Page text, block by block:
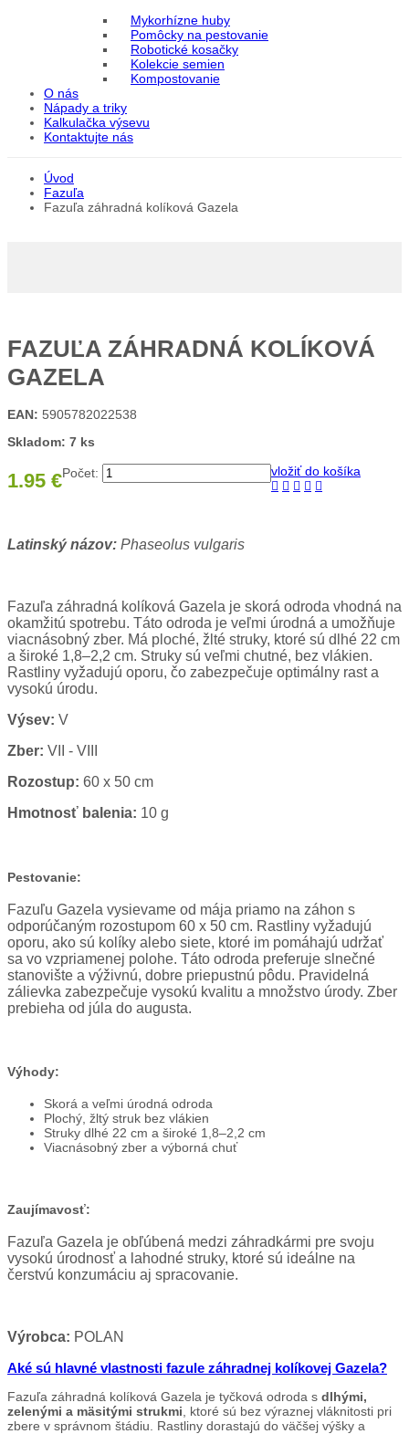
Mykorhízne huby
Pomôcky na pestovanie
Robotické kosačky
Kolekcie semien
Kompostovanie
O nás
Nápady a triky
Kalkulačka výsevu
Kontaktujte nás
Úvod
Fazuľa
Fazuľa záhradná kolíková Gazela
FAZUĽA ZÁHRADNÁ KOLÍKOVÁ
GAZELA
EAN: 5905782022538
Skladom: 7 ks
1.95 €Počet: vložiť do košíka
Latinský názov: Phaseolus vulgaris
Fazuľa záhradná kolíková Gazela je skorá odroda vhodná na
okamžitú spotrebu. Táto odroda je veľmi úrodná a umožňuje
viacnásobný zber. Má ploché, žlté struky, ktoré sú dlhé 22 cm
a široké 1,8–2,2 cm. Struky sú veľmi chutné, bez vlákien.
Rastliny vyžadujú oporu, čo zabezpečuje optimálny rast a
vysokú úrodu.
Výsev: V
Zber: VII - VIII
Rozostup: 60 x 50 cm
Hmotnosť balenia: 10 g
Pestovanie:
Fazuľu Gazela vysievame od mája priamo na záhon s
odporúčaným rozostupom 60 x 50 cm. Rastliny vyžadujú
oporu, ako sú kolíky alebo siete, ktoré im pomáhajú udržať
sa vo vzpriamenej polohe. Táto odroda preferuje slnečné
stanovište a výživnú, dobre priepustnú pôdu. Pravidelná
zálievka zabezpečuje vysokú kvalitu a množstvo úrody. Zber
prebieha od júla do augusta.
Výhody:
Skorá a veľmi úrodná odroda
Plochý, žltý struk bez vlákien
Struky dlhé 22 cm a široké 1,8–2,2 cm
Viacnásobný zber a výborná chuť
Zaujímavosť:
Fazuľa Gazela je obľúbená medzi záhradkármi pre svoju
vysokú úrodnosť a lahodné struky, ktoré sú ideálne na
čerstvú konzumáciu aj spracovanie.
Výrobca: POLAN
Aké sú hlavné vlastnosti fazule záhradnej kolíkovej Gazela?
Fazuľa záhradná kolíková Gazela je tyčková odroda s dlhými,
zelenými a mäsitými strukmi , ktoré sú bez výraznej vláknitosti pri
zbere v správnom štádiu. Rastliny dorastajú do väčšej výšky a